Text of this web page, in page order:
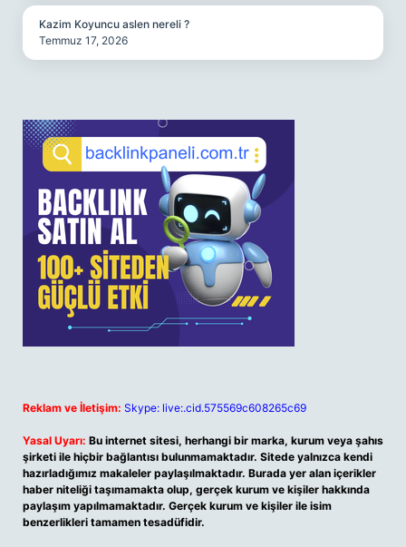
Kazim Koyuncu aslen nereli ?
Temmuz 17, 2026
Reklam ve İletişim: Skype: live:.cid.575569c608265c69
Yasal Uyarı: Bu internet sitesi, herhangi bir marka, kurum veya şahıs
şirketi ile hiçbir bağlantısı bulunmamaktadır. Sitede yalnızca kendi
hazırladığımız makaleler paylaşılmaktadır. Burada yer alan içerikler
haber niteliği taşımamakta olup, gerçek kurum ve kişiler hakkında
paylaşım yapılmamaktadır. Gerçek kurum ve kişiler ile isim
benzerlikleri tamamen tesadüfidir.